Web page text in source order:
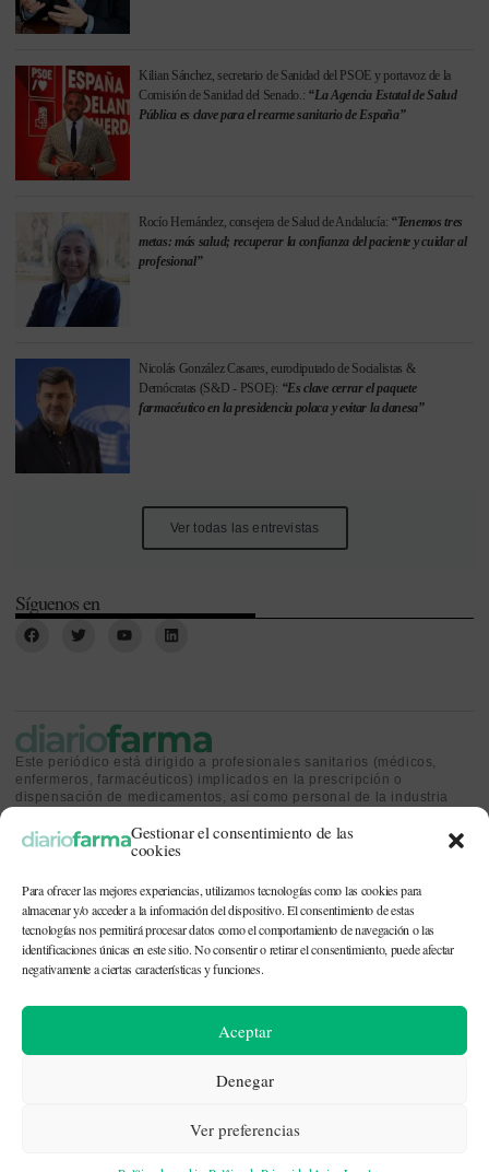
Gestionar el consentimiento de las
cookies
Para ofrecer las mejores experiencias, utilizamos tecnologías como las cookies para
almacenar y/o acceder a la información del dispositivo. El consentimiento de estas
tecnologías nos permitirá procesar datos como el comportamiento de navegación o las
identificaciones únicas en este sitio. No consentir o retirar el consentimiento, puede afectar
negativamente a ciertas características y funciones.
Aceptar
Denegar
Ver preferencias
Kilian Sánchez, secretario de Sanidad del PSOE y portavoz de la
Comisión de Sanidad del Senado.: “La Agencia Estatal de Salud
Pública es clave para el rearme sanitario de España”
Rocío Hernández, consejera de Salud de Andalucía: “Tenemos tres
metas: más salud; recuperar la confianza del paciente y cuidar al
profesional”
Nicolás González Casares, eurodiputado de Socialistas &
Demócratas (S&D - PSOE): “Es clave cerrar el paquete
farmacéutico en la presidencia polaca y evitar la danesa”
Ver todas las entrevistas
Síguenos en
Este periódico está dirigido a profesionales sanitarios (médicos,
enfermeros, farmacéuticos) implicados en la prescripción o
dispensación de medicamentos, así como personal de la industria
sanitaria.
CONTACTO Y QUIÉNES SOMOS|POLÍTICA DE COOKIES|POLÍTICA DE
© 2026. Todos los derechos reservados. |
| Recursos
fotográficos: depositphotos